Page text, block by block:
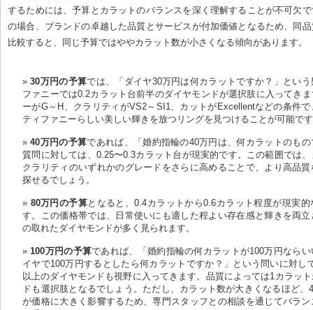
するためには、予算とカラットのバランスを深く理解することが不可欠
の場合、ブランドの卓越した品質とサービスが付加価値となるため、同
比較すると、同じ予算ではややカラット数が小さくなる傾向があります。
30万円の予算では、「ダイヤ30万円は何カラットですか？」とい
ファニーでは0.2カラット台前半のダイヤモンドが選択肢に入ってき
ーがG～H、クラリティがVS2～SI1、カットがExcellentなどの条件
ティファニーらしい美しい輝きを放つリングを見つけることが可能で
40万円の予算であれば、「婚約指輪の40万円は、何カラットのも
質問に対しては、0.25〜0.3カラット台が現実的です。この範囲では
クラリティのいずれかのグレードをさらに高めることで、より高品
探せるでしょう。
80万円の予算となると、0.4カラットから0.6カラット程度が現実
す。この価格帯では、日常使いにも適した程よい存在感と輝きを両
の取れたダイヤモンドが多く見られます。
100万円の予算であれば、「婚約指輪の何カラットが100万円なら
イヤで100万円するとしたら何カラットですか？」という問いに対し
以上のダイヤモンドも視野に入ってきます。品質によっては1カラッ
ドも選択肢となるでしょう。ただし、カラット数が大きくなるほど、
が価格に大きく影響するため、専門スタッフとの相談を通じてバラ